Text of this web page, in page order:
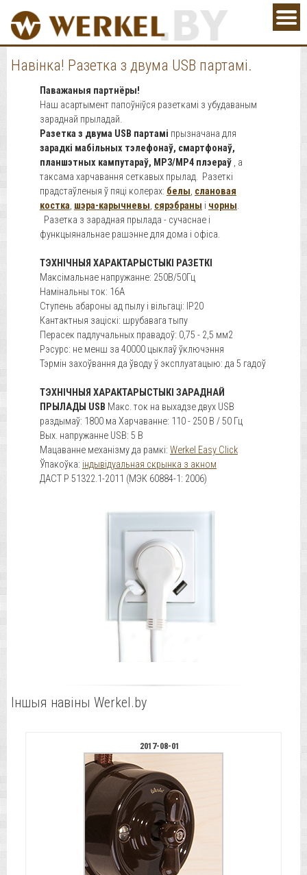
Навінка! Разетка з двума USB партамі.
Паважаныя партнёры!
Наш асартымент папоўніўся разеткамі з убудаваным
зараднай прыладай.
Разетка з двума USB партамі прызначана для
зарадкі мабільных тэлефонаў, смартфонаў,
планшэтных кампутараў, MP3/MP4 плэераў , а
таксама харчавання сеткавых прылад. Разеткі
прадстаўленыя ў пяці колерах: белы, слановая
костка, шэра-карычневы, сярэбраны і чорны.
Разетка з зарадная прылада - сучаснае і
функцыянальнае рашэнне для дома і офіса.
ТЭХНІЧНЫЯ ХАРАКТАРЫСТЫКІ РАЗЕТКІ
Максімальнае напружанне: 250В/50Гц
Намінальны ток: 16А
Ступень абароны ад пылу і вільгаці: IР20
Кантактныя заціскі: шрубавага тыпу
Перасек падлучальных правадоў: 0,75 - 2,5 мм2
Рэсурс: не менш за 40000 цыклаў ўключэння
Тэрмін захоўвання да ўводу ў эксплуатацыю: да 5 гадоў
ТЭХНІЧНЫЯ ХАРАКТАРЫСТЫКІ ЗАРАДНАЙ
ПРЫЛАДЫ USB Макс. ток на выхадзе двух USB
раздымаў: 1800 ма Харчаванне: 110 - 250 В / 50 Гц
Вых. напружанне USB: 5 В
Мацаванне механізму да рамкі: Werkel Easy Click
Ўпакоўка: індывідуальная скрынка з акном
ДАСТ Р 51322.1-2011 (МЭК 60884-1: 2006)
Іншыя навіны Werkel.by
2017-08-01